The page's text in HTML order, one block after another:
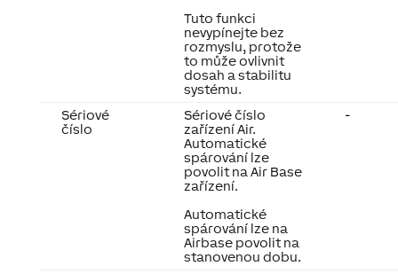
Tuto funkci
nevypínejte bez
rozmyslu, protože
to může ovlivnit
dosah a stabilitu
systému.
Sériové
číslo
Sériové číslo
zařízení Air.
Automatické
spárování lze
povolit na Air Base
zařízení.
Automatické
spárování lze na
Airbase povolit na
stanovenou dobu.
-